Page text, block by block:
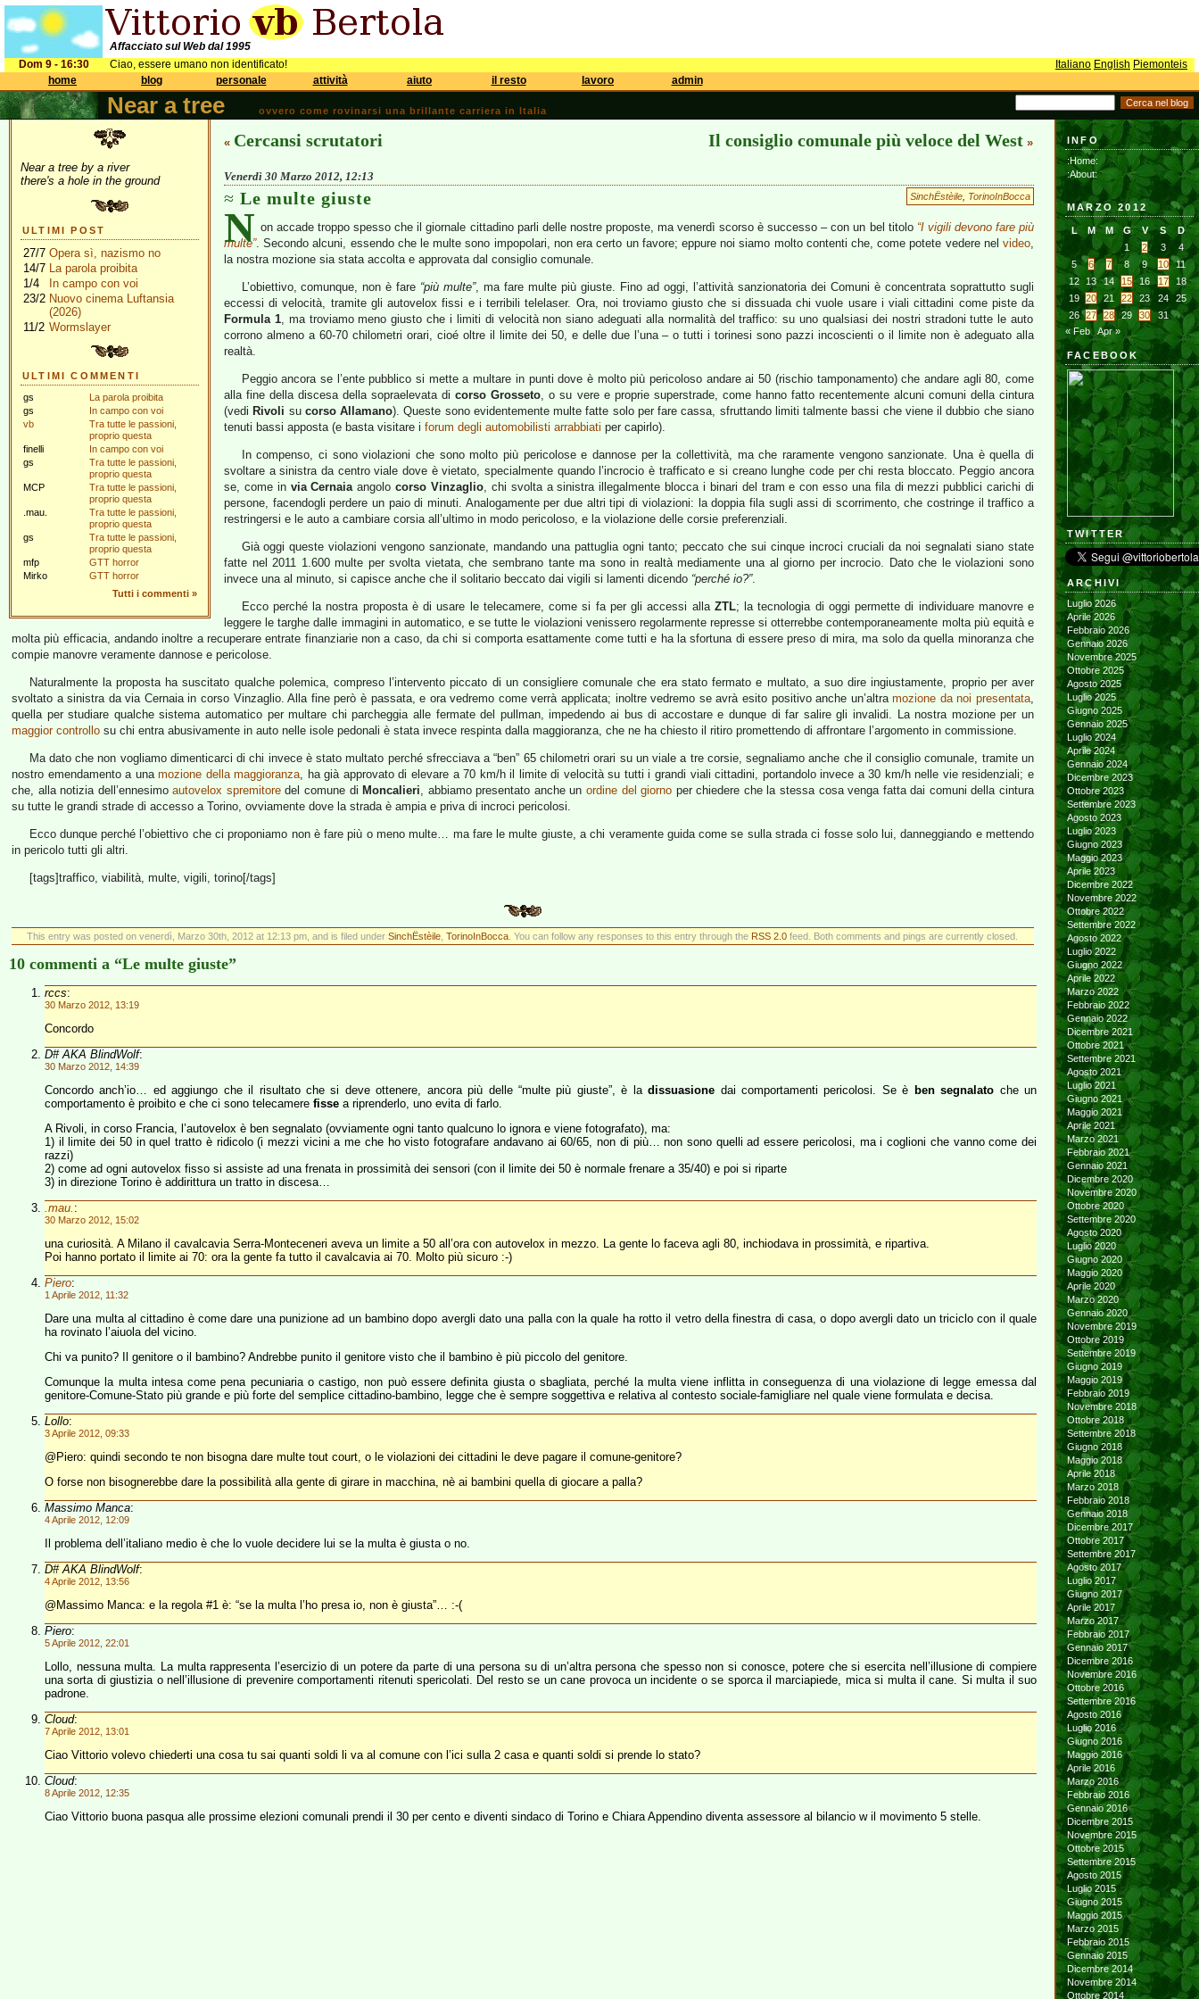
Affacciato sul Web dal 1995
Dom 9 - 16:30
Ciao, essere umano non identificato! Italiano English Piemonteis
home
blog personale attività aiuto il resto lavoro admin
Near a tree ovvero come rovinarsi una brillante carriera in Italia
Near a tree by a river
there's a hole in the ground
ULTIMI POST
27/7 Opera sì, nazismo no
14/7 La parola proibita
1/4
In campo con voi
23/2 Nuovo cinema Luftansia
(2026)
11/2 Wormslayer
ULTIMI COMMENTI
gs
La parola proibita
gs
In campo con voi
vb
Tra tutte le passioni,
proprio questa
finelli
In campo con voi
gs
Tra tutte le passioni,
proprio questa
MCP
Tra tutte le passioni,
proprio questa
.mau.
Tra tutte le passioni,
proprio questa
gs
Tra tutte le passioni,
proprio questa
mfp
GTT horror
Mirko
GTT horror
Tutti i commenti »
« Cercansi scrutatori Il consiglio comunale più veloce del West »
Venerdì 30 Marzo 2012, 12:13
SinchËstèile TorinoInBocca
Le multe giuste
N on accade troppo spesso che il giornale cittadino parli delle nostre proposte, ma venerdì scorso è successo – con un bel titolo “I vigili devono fare più
multe”. Secondo alcuni, essendo che le multe sono impopolari, non era certo un favore; eppure noi siamo molto contenti che, come potete vedere nel video,
la nostra mozione sia stata accolta e approvata dal consiglio comunale.
L’obiettivo, comunque, non è fare “più multe”, ma fare multe più giuste. Fino ad oggi, l’attività sanzionatoria dei Comuni è concentrata soprattutto sugli
eccessi di velocità, tramite gli autovelox fissi e i terribili telelaser. Ora, noi troviamo giusto che si dissuada chi vuole usare i viali cittadini come piste da
Formula 1, ma troviamo meno giusto che i limiti di velocità non siano adeguati alla normalità del traffico: su uno qualsiasi dei nostri stradoni tutte le auto
corrono almeno a 60-70 chilometri orari, cioé oltre il limite dei 50, e delle due l’una – o tutti i torinesi sono pazzi incoscienti o il limite non è adeguato alla
realtà.
Peggio ancora se l’ente pubblico si mette a multare in punti dove è molto più pericoloso andare ai 50 (rischio tamponamento) che andare agli 80, come
alla fine della discesa della sopraelevata dicorso Grosseto, o su vere e proprie superstrade, come hanno fatto recentemente alcuni comuni della cintura
(vedi Rivoli su corso Allamano). Queste sono evidentemente multe fatte solo per fare cassa, sfruttando limiti talmente bassi che viene il dubbio che siano
tenuti bassi apposta (e basta visitare i forum degli automobilisti arrabbiati per capirlo).
In compenso, ci sono violazioni che sono molto più pericolose e dannose per la collettività, ma che raramente vengono sanzionate. Una è quella di
svoltare a sinistra da centro viale dove è vietato, specialmente quando l’incrocio è trafficato e si creano lunghe code per chi resta bloccato. Peggio ancora
se, come in via Cernaiaangolocorso Vinzaglio, chi svolta a sinistra illegalmente blocca i binari del tram e con esso una fila di mezzi pubblici carichi di
persone, facendogli perdere un paio di minuti. Analogamente per due altri tipi di violazioni: la doppia fila sugli assi di scorrimento, che costringe il traffico a
restringersi e le auto a cambiare corsia all’ultimo in modo pericoloso, e la violazione delle corsie preferenziali.
Già oggi queste violazioni vengono sanzionate, mandando una pattuglia ogni tanto; peccato che sui cinque incroci cruciali da noi segnalati siano state
fatte nel 2011 1.600 multe per svolta vietata, che sembrano tante ma sono in realtà mediamente una al giorno per incrocio. Dato che le violazioni sono
invece una al minuto, si capisce anche che il solitario beccato dai vigili si lamenti dicendo “perché io?”.
Ecco perché la nostra proposta è di usare le telecamere, come si fa per gli accessi alla ZTL; la tecnologia di oggi permette di individuare manovre e
leggere le targhe dalle immagini in automatico, e se tutte le violazioni venissero regolarmente represse si otterrebbe contemporaneamente molta più equità e
molta più efficacia, andando inoltre a recuperare entrate finanziarie non a caso, da chi si comporta esattamente come tutti e ha la sfortuna di essere preso di mira, ma solo da quella minoranza che
compie manovre veramente dannose e pericolose.
Naturalmente la proposta ha suscitato qualche polemica, compreso l’intervento piccato di un consigliere comunale che era stato fermato e multato, a suo dire ingiustamente, proprio per aver
svoltato a sinistra da via Cernaia in corso Vinzaglio. Alla fine però è passata, e ora vedremo come verrà applicata; inoltre vedremo se avrà esito positivo anche un’altramozione da noi presentata,
quella per studiare qualche sistema automatico per multare chi parcheggia alle fermate del pullman, impedendo ai bus di accostare e dunque di far salire gli invalidi. La nostra mozione per un
maggior controllo su chi entra abusivamente in auto nelle isole pedonali è stata invece respinta dalla maggioranza, che ne ha chiesto il ritiro promettendo di affrontare l’argomento in commissione.
Ma dato che non vogliamo dimenticarci di chi invece è stato multato perché sfrecciava a “ben” 65 chilometri orari su un viale a tre corsie, segnaliamo anche che il consiglio comunale, tramite un
nostro emendamento a unamozione della maggioranza, ha già approvato di elevare a 70 km/h il limite di velocità su tutti i grandi viali cittadini, portandolo invece a 30 km/h nelle vie residenziali; e
che, alla notizia dell’ennesimoautovelox spremitoredel comune di Moncalieri, abbiamo presentato anche unordine del giorno per chiedere che la stessa cosa venga fatta dai comuni della cintura
su tutte le grandi strade di accesso a Torino, ovviamente dove la strada è ampia e priva di incroci pericolosi.
Ecco dunque perché l’obiettivo che ci proponiamo non è fare più o meno multe… ma fare le multe giuste, a chi veramente guida come se sulla strada ci fosse solo lui, danneggiando e mettendo
in pericolo tutti gli altri.
[tags]traffico, viabilità, multe, vigili, torino[/tags]
This entry was posted on venerdì, Marzo 30th, 2012 at 12:13 pm, and is filed under SinchËstèile, TorinoInBocca. You can follow any responses to this entry through the RSS 2.0feed. Both comments and pings are currently closed.
10 commenti a “Le multe giuste”
rccs:
30 Marzo 2012, 13:19
Concordo
D# AKA BlindWolf:
30 Marzo 2012, 14:39
Concordo anch’io… ed aggiungo che il risultato che si deve ottenere, ancora più delle “multe più giuste”, è ladissuasione dai comportamenti pericolosi. Se è ben segnalato che un
comportamento è proibito e che ci sono telecamere fisse a riprenderlo, uno evita di farlo.
A Rivoli, in corso Francia, l’autovelox è ben segnalato (ovviamente ogni tanto qualcuno lo ignora e viene fotografato), ma:
1) il limite dei 50 in quel tratto è ridicolo (i mezzi vicini a me che ho visto fotografare andavano ai 60/65, non di più… non sono quelli ad essere pericolosi, ma i coglioni che vanno come dei
razzi)
2) come ad ogni autovelox fisso si assiste ad una frenata in prossimità dei sensori (con il limite dei 50 è normale frenare a 35/40) e poi si riparte
3) in direzione Torino è addirittura un tratto in discesa…
.mau. :
30 Marzo 2012, 15:02
una curiosità. A Milano il cavalcavia Serra-Monteceneri aveva un limite a 50 all’ora con autovelox in mezzo. La gente lo faceva agli 80, inchiodava in prossimità, e ripartiva.
Poi hanno portato il limite ai 70: ora la gente fa tutto il cavalcavia ai 70. Molto più sicuro :-)
Piero:
1 Aprile 2012, 11:32
Dare una multa al cittadino è come dare una punizione ad un bambino dopo avergli dato una palla con la quale ha rotto il vetro della finestra di casa, o dopo avergli dato un triciclo con il quale
ha rovinato l’aiuola del vicino.
Chi va punito? Il genitore o il bambino? Andrebbe punito il genitore visto che il bambino è più piccolo del genitore.
Comunque la multa intesa come pena pecuniaria o castigo, non può essere definita giusta o sbagliata, perché la multa viene inflitta in conseguenza di una violazione di legge emessa dal
genitore-Comune-Stato più grande e più forte del semplice cittadino-bambino, legge che è sempre soggettiva e relativa al contesto sociale-famigliare nel quale viene formulata e decisa.
Lollo:
3 Aprile 2012, 09:33
@Piero: quindi secondo te non bisogna dare multe tout court, o le violazioni dei cittadini le deve pagare il comune-genitore?
O forse non bisognerebbe dare la possibilità alla gente di girare in macchina, nè ai bambini quella di giocare a palla?
Massimo Manca:
4 Aprile 2012, 12:09
Il problema dell’italiano medio è che lo vuole decidere lui se la multa è giusta o no.
D# AKA BlindWolf:
4 Aprile 2012, 13:56
@Massimo Manca: e la regola #1 è: “se la multa l’ho presa io, non è giusta”… :-(
Piero:
5 Aprile 2012, 22:01
Lollo, nessuna multa. La multa rappresenta l’esercizio di un potere da parte di una persona su di un’altra persona che spesso non si conosce, potere che si esercita nell’illusione di compiere
una sorta di giustizia o nell’illusione di prevenire comportamenti ritenuti spericolati. Del resto se un cane provoca un incidente o se sporca il marciapiede, mica si multa il cane. Si multa il suo
padrone.
Cloud:
7 Aprile 2012, 13:01
Ciao Vittorio volevo chiederti una cosa tu sai quanti soldi li va al comune con l’ici sulla 2 casa e quanti soldi si prende lo stato?
Cloud:
8 Aprile 2012, 12:35
Ciao Vittorio buona pasqua alle prossime elezioni comunali prendi il 30 per cento e diventi sindaco di Torino e Chiara Appendino diventa assessore al bilancio w il movimento 5 stelle.
INFO
:Home:
:About:
MARZO 2012
L M M G V S
D
1
2 3
4
5
6 7 8 9 10
11
12
13 14 15 16 17
18
19 20 21 22 23 24
25
26 27 28 29 30
31
« Feb
Apr »
FACEBOOK
TWITTER
ARCHIVI
Luglio 2026
Aprile 2026
Febbraio 2026
Gennaio 2026
Novembre 2025
Ottobre 2025
Agosto 2025
Luglio 2025
Giugno 2025
Gennaio 2025
Luglio 2024
Aprile 2024
Gennaio 2024
Dicembre 2023
Ottobre 2023
Settembre 2023
Agosto 2023
Luglio 2023
Giugno 2023
Maggio 2023
Aprile 2023
Dicembre 2022
Novembre 2022
Ottobre 2022
Settembre 2022
Agosto 2022
Luglio 2022
Giugno 2022
Aprile 2022
Marzo 2022
Febbraio 2022
Gennaio 2022
Dicembre 2021
Ottobre 2021
Settembre 2021
Agosto 2021
Luglio 2021
Giugno 2021
Maggio 2021
Aprile 2021
Marzo 2021
Febbraio 2021
Gennaio 2021
Dicembre 2020
Novembre 2020
Ottobre 2020
Settembre 2020
Agosto 2020
Luglio 2020
Giugno 2020
Maggio 2020
Aprile 2020
Marzo 2020
Gennaio 2020
Novembre 2019
Ottobre 2019
Settembre 2019
Giugno 2019
Maggio 2019
Febbraio 2019
Novembre 2018
Ottobre 2018
Settembre 2018
Giugno 2018
Maggio 2018
Aprile 2018
Marzo 2018
Febbraio 2018
Gennaio 2018
Dicembre 2017
Ottobre 2017
Settembre 2017
Agosto 2017
Luglio 2017
Giugno 2017
Aprile 2017
Marzo 2017
Febbraio 2017
Gennaio 2017
Dicembre 2016
Novembre 2016
Ottobre 2016
Settembre 2016
Agosto 2016
Luglio 2016
Giugno 2016
Maggio 2016
Aprile 2016
Marzo 2016
Febbraio 2016
Gennaio 2016
Dicembre 2015
Novembre 2015
Ottobre 2015
Settembre 2015
Agosto 2015
Luglio 2015
Giugno 2015
Maggio 2015
Marzo 2015
Febbraio 2015
Gennaio 2015
Dicembre 2014
Novembre 2014
Ottobre 2014